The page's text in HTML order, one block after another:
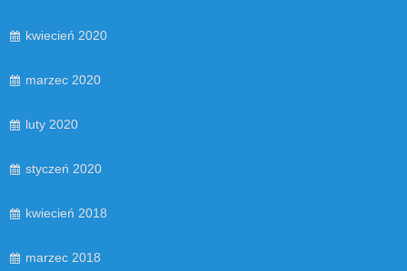
kwiecień 2020
marzec 2020
luty 2020
styczeń 2020
kwiecień 2018
marzec 2018